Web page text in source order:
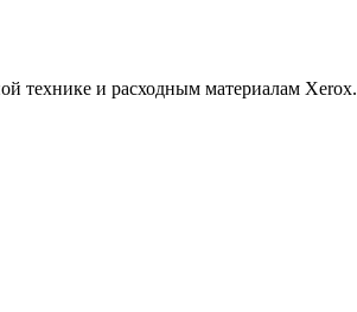
технике и расходным материалам Xerox.